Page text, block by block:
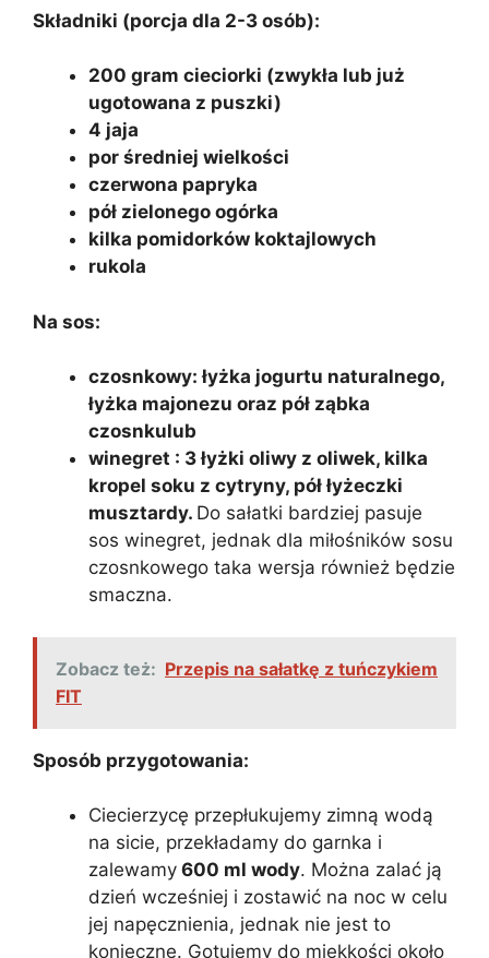
Składniki (porcja dla 2-3 osób):
200 gram cieciorki (zwykła lub już
ugotowana z puszki)
4 jaja
por średniej wielkości
czerwona papryka
pół zielonego ogórka
kilka pomidorków koktajlowych
rukola
Na sos:
czosnkowy: łyżka jogurtu naturalnego,
łyżka majonezu oraz pół ząbka
czosnkulub
winegret : 3 łyżki oliwy z oliwek, kilka
kropel soku z cytryny, pół łyżeczki
musztardy. Do sałatki bardziej pasuje
sos winegret, jednak dla miłośników sosu
czosnkowego taka wersja również będzie
smaczna.
Zobacz też: Przepis na sałatkę z tuńczykiem
FIT
Sposób przygotowania:
Ciecierzycę przepłukujemy zimną wodą
na sicie, przekładamy do garnka i
zalewamy 600 ml wody. Można zalać ją
dzień wcześniej i zostawić na noc w celu
jej napęcznienia, jednak nie jest to
konieczne. Gotujemy do miękkości około